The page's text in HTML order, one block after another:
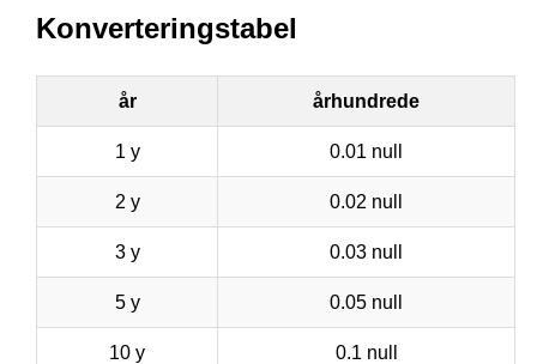
Konverteringstabel
år århundrede
1 y 0.01 null
2 y 0.02 null
3 y 0.03 null
5 y 0.05 null
10 y 0.1 null